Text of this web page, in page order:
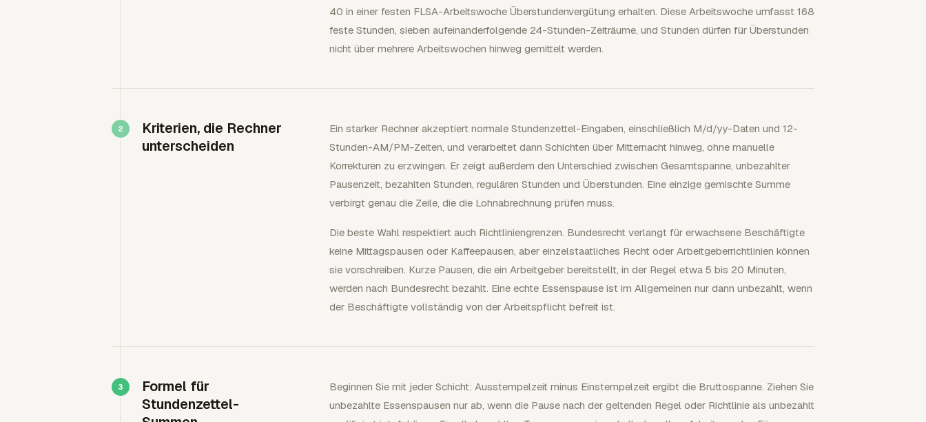
40 in einer festen FLSA-Arbeitswoche Überstundenvergütung erhalten. Diese Arbeitswoche umfasst 168
feste Stunden, sieben aufeinanderfolgende 24-Stunden-Zeiträume, und Stunden dürfen für Überstunden
nicht über mehrere Arbeitswochen hinweg gemittelt werden.
Kriterien, die Rechner
unterscheiden
Ein starker Rechner akzeptiert normale Stundenzettel-Eingaben, einschließlich M/d/yy-Daten und 12-
Stunden-AM/PM-Zeiten, und verarbeitet dann Schichten über Mitternacht hinweg, ohne manuelle
Korrekturen zu erzwingen. Er zeigt außerdem den Unterschied zwischen Gesamtspanne, unbezahlter
Pausenzeit, bezahlten Stunden, regulären Stunden und Überstunden. Eine einzige gemischte Summe
verbirgt genau die Zeile, die die Lohnabrechnung prüfen muss.
Die beste Wahl respektiert auch Richtliniengrenzen. Bundesrecht verlangt für erwachsene Beschäftigte
keine Mittagspausen oder Kaffeepausen, aber einzelstaatliches Recht oder Arbeitgeberrichtlinien können
sie vorschreiben. Kurze Pausen, die ein Arbeitgeber bereitstellt, in der Regel etwa 5 bis 20 Minuten,
werden nach Bundesrecht bezahlt. Eine echte Essenspause ist im Allgemeinen nur dann unbezahlt, wenn
der Beschäftigte vollständig von der Arbeitspflicht befreit ist.
Formel für
Stundenzettel-
Beginnen Sie mit jeder Schicht: Ausstempelzeit minus Einstempelzeit ergibt die Bruttospanne. Ziehen Sie
unbezahlte Essenspausen nur ab, wenn die Pause nach der geltenden Regel oder Richtlinie als unbezahlt